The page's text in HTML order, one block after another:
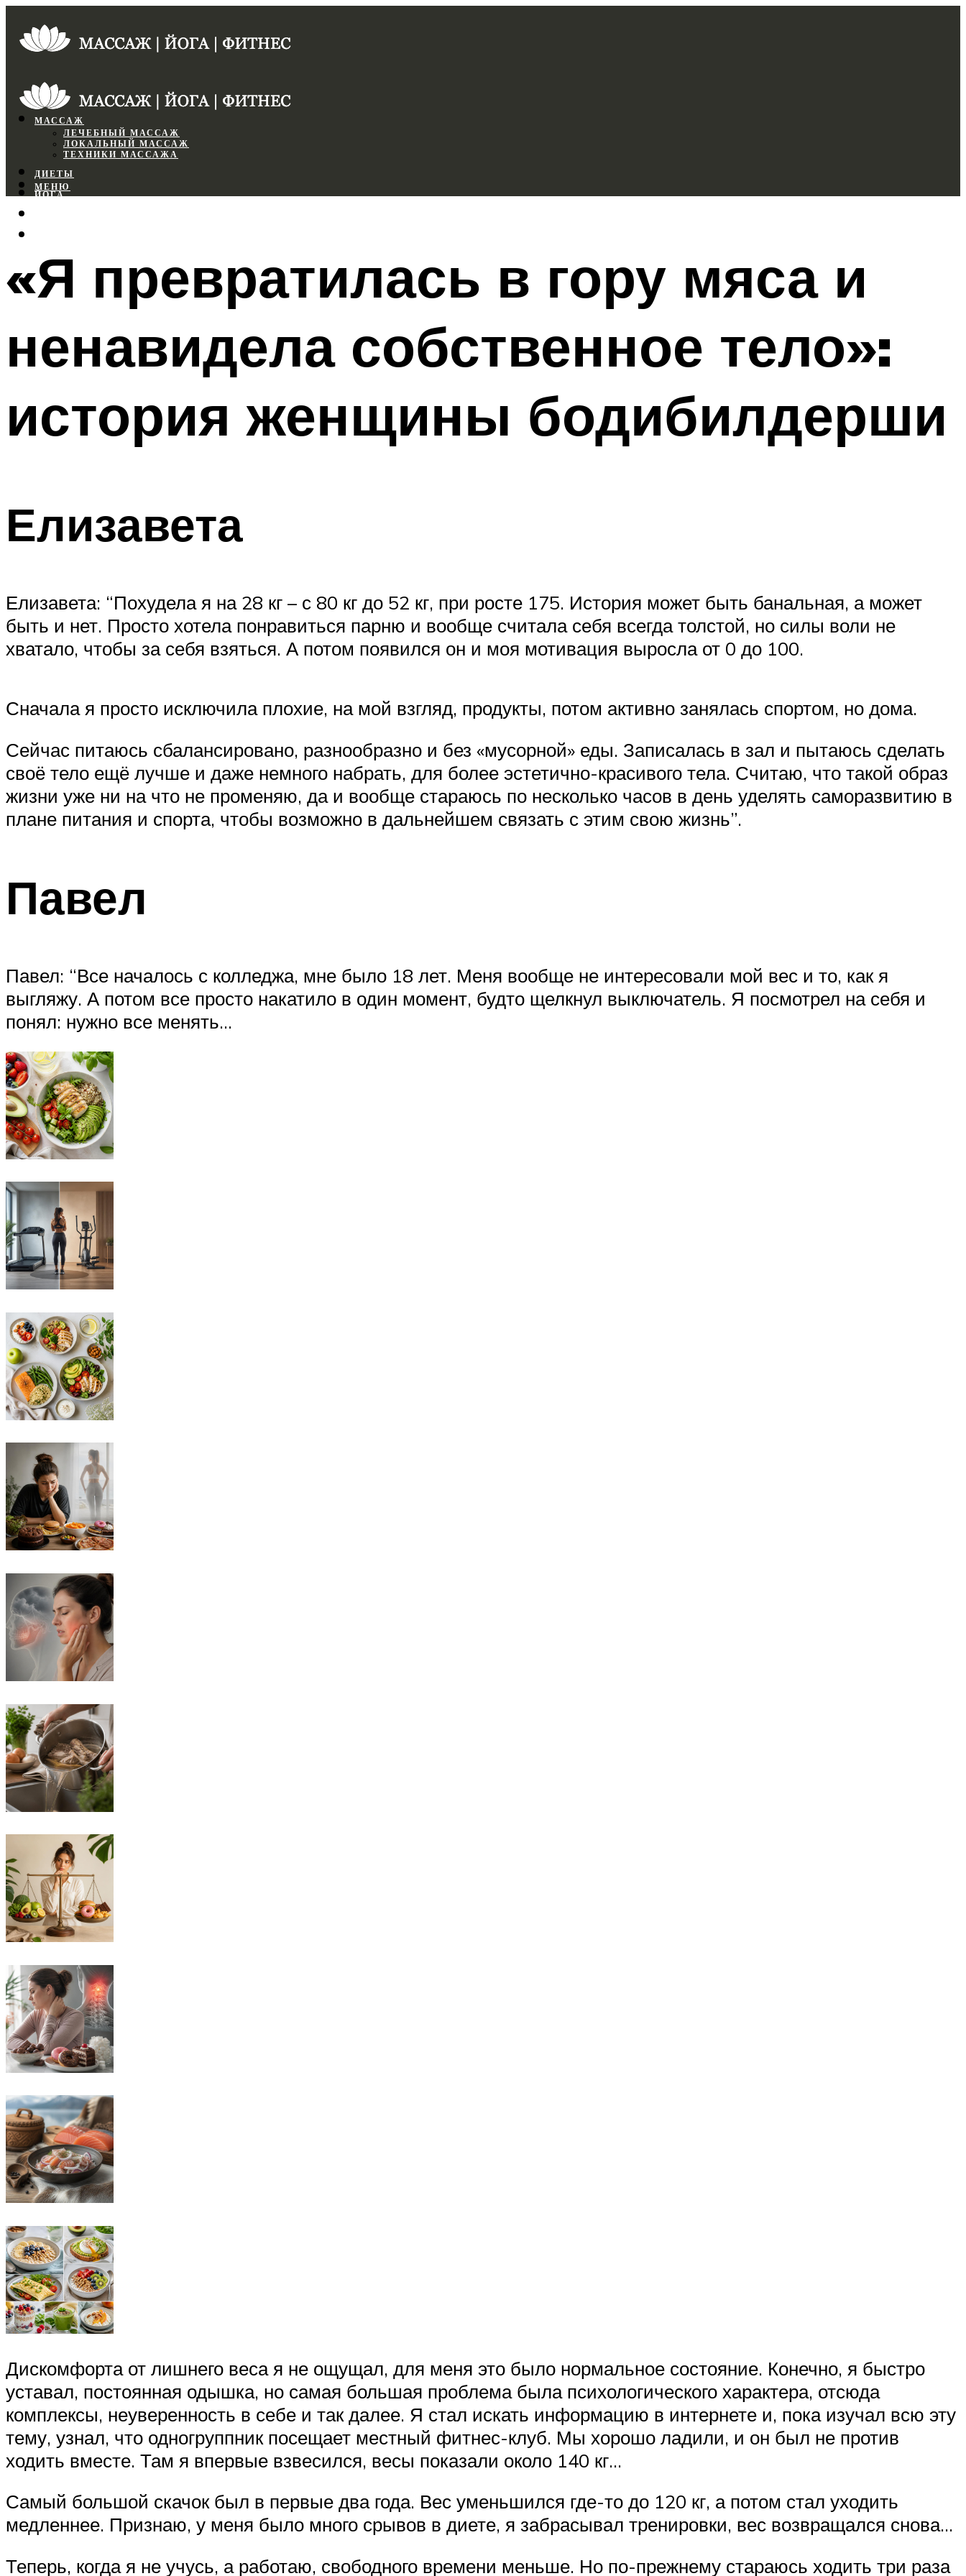
МАССАЖ
ЛЕЧЕБНЫЙ МАССАЖ
ЛОКАЛЬНЫЙ МАССАЖ
ТЕХНИКИ МАССАЖА
ДИЕТЫ
ЙОГА
МЕНЮ
МЕНЮ
«Я превратилась в гору мяса и
ненавидела собственное тело»:
история женщины бодибилдерши
Елизавета
Елизавета: “Похудела я на 28 кг – с 80 кг до 52 кг, при росте 175. История может быть банальная, а может
быть и нет. Просто хотела понравиться парню и вообще считала себя всегда толстой, но силы воли не
хватало, чтобы за себя взяться. А потом появился он и моя мотивация выросла от 0 до 100.
Сначала я просто исключила плохие, на мой взгляд, продукты, потом активно занялась спортом, но дома.
Сейчас питаюсь сбалансировано, разнообразно и без «мусорной» еды. Записалась в зал и пытаюсь сделать
своё тело ещё лучше и даже немного набрать, для более эстетично-красивого тела. Считаю, что такой образ
жизни уже ни на что не променяю, да и вообще стараюсь по несколько часов в день уделять саморазвитию в
плане питания и спорта, чтобы возможно в дальнейшем связать с этим свою жизнь”.
Павел
Павел: “Все началось с колледжа, мне было 18 лет. Меня вообще не интересовали мой вес и то, как я
выгляжу. А потом все просто накатило в один момент, будто щелкнул выключатель. Я посмотрел на себя и
понял: нужно все менять…
Дискомфорта от лишнего веса я не ощущал, для меня это было нормальное состояние. Конечно, я быстро
уставал, постоянная одышка, но самая большая проблема была психологического характера, отсюда
комплексы, неуверенность в себе и так далее. Я стал искать информацию в интернете и, пока изучал всю эту
тему, узнал, что одногруппник посещает местный фитнес-клуб. Мы хорошо ладили, и он был не против
ходить вместе. Там я впервые взвесился, весы показали около 140 кг…
Самый большой скачок был в первые два года. Вес уменьшился где-то до 120 кг, а потом стал уходить
медленнее. Признаю, у меня было много срывов в диете, я забрасывал тренировки, вес возвращался снова…
Теперь, когда я не учусь, а работаю, свободного времени меньше. Но по-прежнему стараюсь ходить три раза